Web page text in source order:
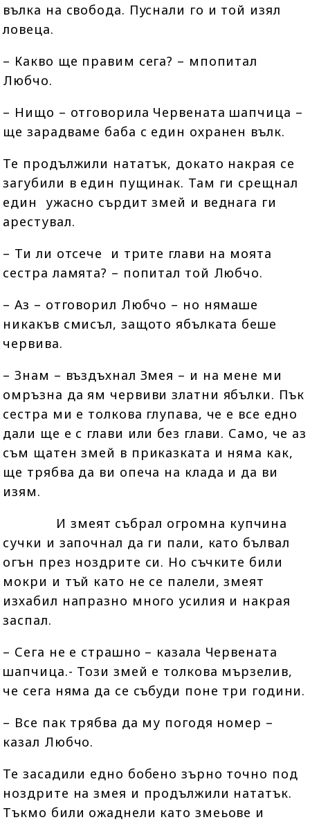
вълка на свобода. Пуснали го и той изял
ловеца.
– Какво ще правим сега? – мпопитал
Любчо.
– Нищо – отговорила Червената шапчица –
ще зарадваме баба с един охранен вълк.
Те продължили нататък, докато накрая се
загубили в един пущинак. Там ги срещнал
един ужасно сърдит змей и веднага ги
арестувал.
– Ти ли отсече и трите глави на моята
сестра ламята? – попитал той Любчо.
– Аз – отговорил Любчо – но нямаше
никакъв смисъл, защото ябълката беше
червива.
– Знам – въздъхнал Змея – и на мене ми
омръзна да ям червиви златни ябълки. Пък
сестра ми е толкова глупава, че е все едно
дали ще е с глави или без глави. Само, че аз
съм щатен змей в приказката и няма как,
ще трябва да ви опеча на клада и да ви
изям.
И змеят събрал огромна купчина
сучки и започнал да ги пали, като бълвал
огън през ноздрите си. Но съчките били
мокри и тъй като не се палели, змеят
изхабил напразно много усилия и накрая
заспал.
– Сега не е страшно – казала Червената
шапчица.- Този змей е толкова мързелив,
че сега няма да се събуди поне три години.
– Все пак трябва да му погодя номер –
казал Любчо.
Те засадили едно бобено зърно точно под
ноздрите на змея и продължили нататък.
Тъкмо били ожаднели като змеьове и